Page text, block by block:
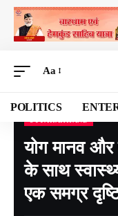
Aa
POLITICS
Devbhoomi Media>Blog>
योग मानव
के साथ
एक समग्र